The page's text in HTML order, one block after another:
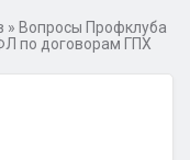
» Вопросы Профклуба
по договорам ГПХ